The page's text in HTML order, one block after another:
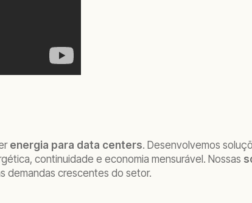
energia para data centers. Desenvolvemos
continuidade e economia mensurável. Nossas
demandas crescentes do setor.